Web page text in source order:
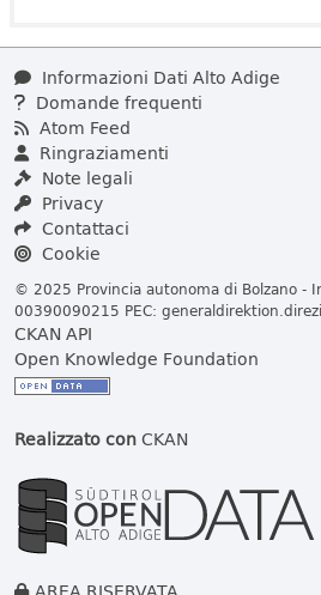
Informazioni Dati Alto Adige
Domande frequenti
Atom Feed
Ringraziamenti
Note legali
Privacy
Contattaci
Cookie
© 2025 Provincia autonoma di Bolzano -
00390090215 PEC:
CKAN API
Open Knowledge Foundation
Realizzato conCKAN